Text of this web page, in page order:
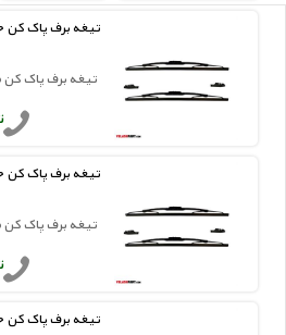
تیغه برف پاک کن
تیغه برف پاک
تیغه برف پاک کن
تیغه برف پاک
تیغه برف پاک کن جلو